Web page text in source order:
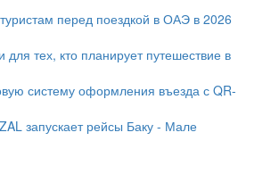
перед поездкой в ОАЭ в 2026
тех, кто планирует путешествие в
систему оформления въезда с QR-
запускает рейсы Баку - Мале